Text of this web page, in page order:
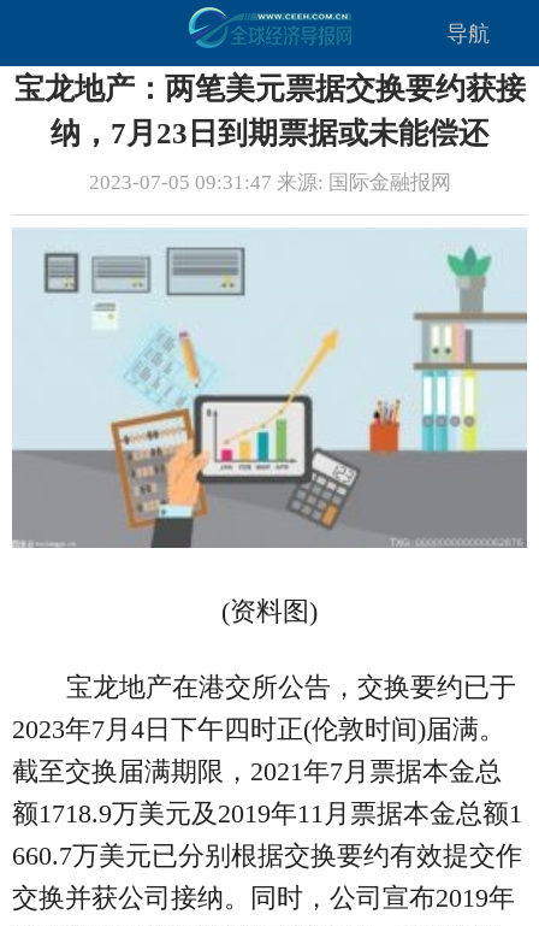
导航
宝龙地产：两笔美元票据交换要约获接
纳，7月23日到期票据或未能偿还
2023-07-05 09:31:47 来源: 国际金融报网
(资料图)
宝龙地产在港交所公告，交换要约已于
2023年7月4日下午四时正(伦敦时间)届满。
截至交换届满期限，2021年7月票据本金总
额1718.9万美元及2019年11月票据本金总额1
660.7万美元已分别根据交换要约有效提交作
交换并获公司接纳。同时，公司宣布2019年